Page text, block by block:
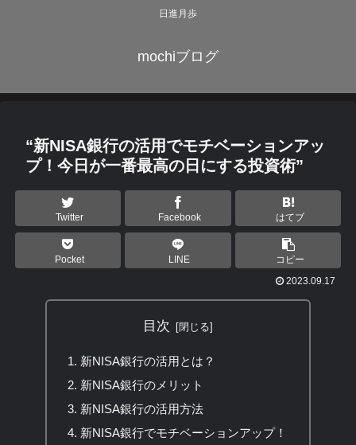
日進月歩
mochiブログ
“新NISA銀行の活用でモチベーションアッ
プ！今日が一番最高の日にする投資術”
Twitter Facebook はてブ
Pocket LINE
コピー
2023.09.17
目次
新NISA銀行の活用とは？
新NISA銀行のメリット
新NISA銀行の活用方法
新NISA銀行でモチベーションアップ！